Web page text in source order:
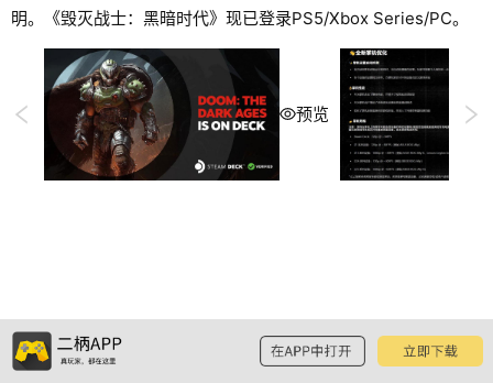
明。《毁灭战士：黑暗时代》现已登录PS5/Xbox Series/PC。
预览